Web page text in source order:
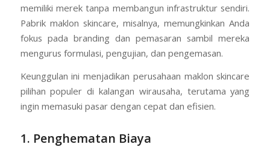
memiliki merek tanpa membangun infrastruktur sendiri.
Pabrik maklon skincare, misalnya, memungkinkan Anda
fokus pada branding dan pemasaran sambil mereka
mengurus formulasi, pengujian, dan pengemasan.
Keunggulan ini menjadikan perusahaan maklon skincare
pilihan populer di kalangan wirausaha, terutama yang
ingin memasuki pasar dengan cepat dan efisien.
1. Penghematan Biaya